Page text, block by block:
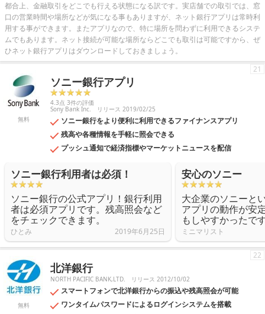
都合上、金融取引をどこでも行える状態になる訳です。実店舗での取引では、窓
口の営業時間や場所などが気になる事もありますが、ネット銀行アプリは常時利
用する事ができます。またアプリなので、特に場所を問わずに利用できるシステ
ムでもあります。ネット接続が可能な場所ならどこでも取引は可能ですから、ぜ
ひネット銀行アプリはダウンロードしておきましょう。
無料
ソニー銀行アプリ
4.3点 3件の評価
Sony Bank Inc. リリース 2019/02/25
ソニー銀行をより便利に利用できるファイナンスアプリ
残高や各種情報を手軽に照会できる
プッシュ通知で経済指標やマーケットニュースを配信
21
ソニー銀行利用者は必須！
ソニー銀行の公式アプリ！銀行利用
者は必須アプリです。残高照会など
をチェックできます。
ひとみ 2019年6月25日
安心のソニー
大企業のソニーと
アプリの動作が安
もしやすかったで
ミニマリスト
無料
北洋銀行
NORTH PACIFIC BANK,LTD. リリース 2012/10/02
スマートフォンで北洋銀行からの振込や残高照会が可能
ワンタイムパスワードによるログインシステムを搭載
22